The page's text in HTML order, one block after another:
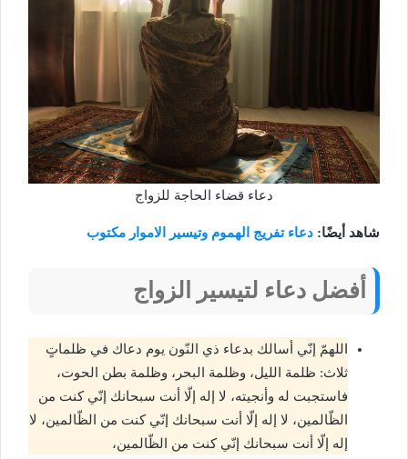
دعاء قضاء الحاجة للزواج
شاهد أيضًا: دعاء تفريج الهموم وتيسير الاموار مكتوب
أفضل دعاء لتيسير الزواج
اللهمّ إنّي أسالك بدعاء ذي النّون يوم دعاك في ظلماتٍ
ثلاث: ظلمة الليل، وظلمة البحر، وظلمة بطن الحوت،
فاستجبت له وأنجيته، لا إله إلّا أنت سبحانك إنّي كنت من
الظّالمين، لا إله إلّا أنت سبحانك إنّي كنت من الظّالمين، لا
إله إلّا أنت سبحانك إنّي كنت من الظّالمين،